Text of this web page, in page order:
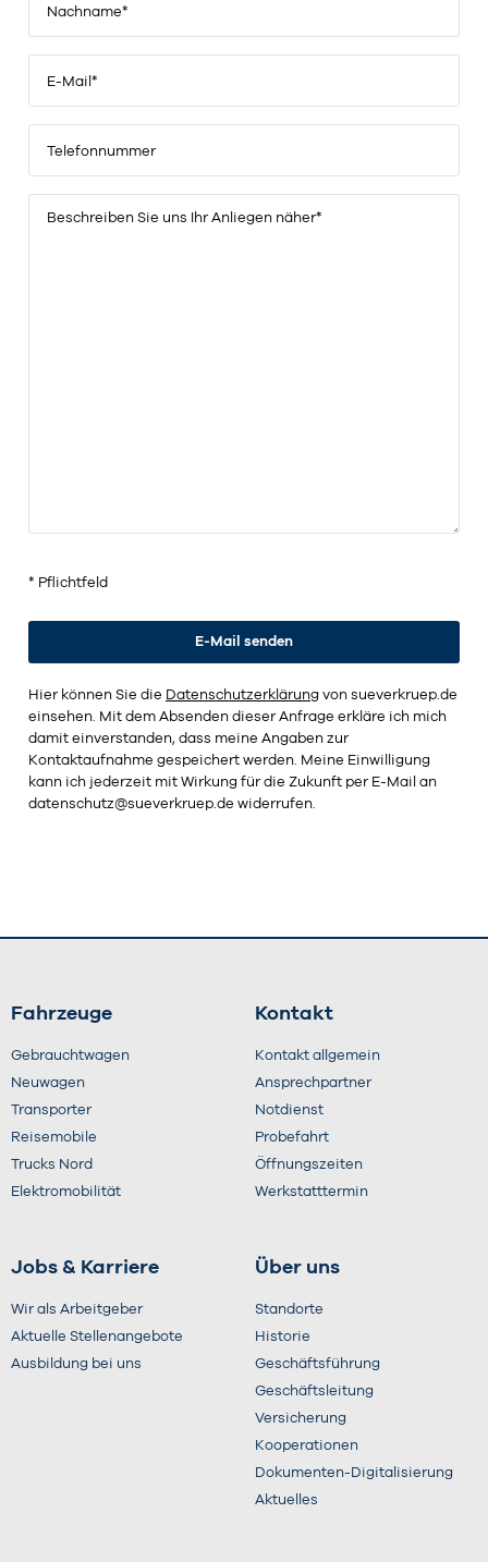
* Pflichtfeld
Hier können Sie die Datenschutzerklärung von sueverkruep.de
einsehen. Mit dem Absenden dieser Anfrage erkläre ich mich
damit einverstanden, dass meine Angaben zur
Kontaktaufnahme gespeichert werden. Meine Einwilligung
kann ich jederzeit mit Wirkung für die Zukunft per E-Mail an
datenschutz@sueverkruep.de widerrufen.
Fahrzeuge
Gebrauchtwagen
Neuwagen
Transporter
Reisemobile
Trucks Nord
Elektromobilität
Kontakt
Kontakt allgemein
Ansprechpartner
Notdienst
Probefahrt
Öffnungszeiten
Werkstatttermin
Jobs & Karriere
Wir als Arbeitgeber
Aktuelle Stellenangebote
Ausbildung bei uns
Über uns
Standorte
Historie
Geschäftsführung
Geschäftsleitung
Versicherung
Kooperationen
Dokumenten-Digitalisierung
Aktuelles